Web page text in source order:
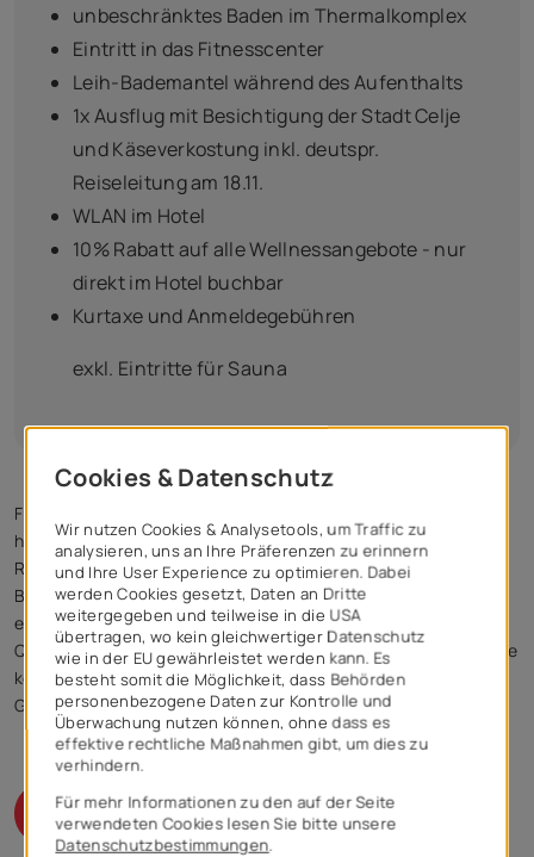
unbeschränktes Baden im Thermalkomplex
Eintritt in das Fitnesscenter
Leih-Bademantel während des Aufenthalts
1x Ausflug mit Besichtigung der Stadt Celje
und Käseverkostung inkl. deutspr.
Reiseleitung am 18.11.
WLAN im Hotel
10% Rabatt auf alle Wellnessangebote - nur
direkt im Hotel buchbar
Kurtaxe und Anmeldegebühren
exkl. Eintritte für Sauna
Früher nur für Auserwählte, heute für die Allgemeinheit. Die
heilende Wirkung des Thermalwassers war bereits den alten
Römern bekannt, die bereits im Jahr 39 v. u. Z. die ersten
Becken für heißes und kaltes Wasser an gleicher Stelle
erbauten. Jahrhundertevergingen, und die Beliebtheit der
Quellen mit dem Wunderwasser ist nur noch gewachsen. Heute
können Sie in der Rimske Terme zur beruhigenden Natur,
Gesundheit, Wohlbefinden und Entspannung zurückkehren.
Anfragen / Buchen